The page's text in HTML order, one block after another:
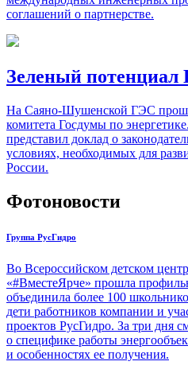
соглашений о партнерстве.
Зеленый потенциал
На Саяно-Шушенской ГЭС
комитета Госдумы по
представил доклад о
условиях, необходимых для
России.
Фотоновости
Группа РусГидро
Во Всероссийском детском
«#ВместеЯрче» прошла
объединила более 100
дети работников компании и
проектов РусГидро. За три дня
о специфике работы
и особенностях ее получения.